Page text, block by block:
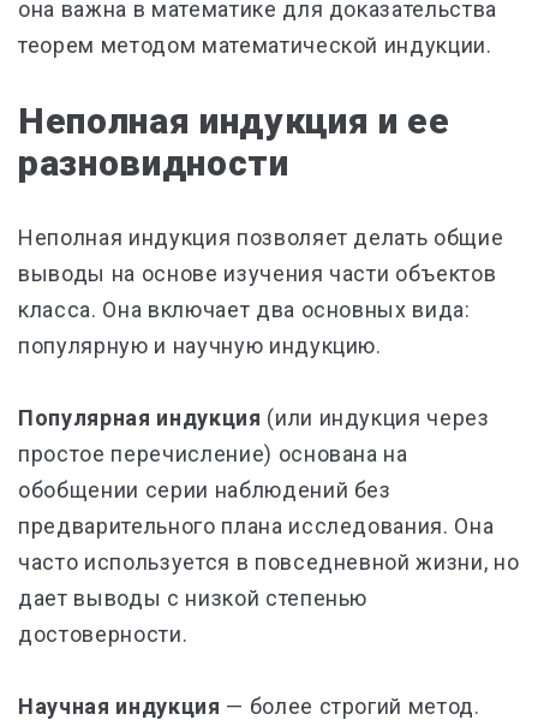
она важна в математике для доказательства
теорем методом математической индукции.
Неполная индукция и ее
разновидности
Неполная индукция позволяет делать общие
выводы на основе изучения части объектов
класса. Она включает два основных вида:
популярную и научную индукцию.
Популярная индукция (или индукция через
простое перечисление) основана на
обобщении серии наблюдений без
предварительного плана исследования. Она
часто используется в повседневной жизни, но
дает выводы с низкой степенью
достоверности.
Научная индукция — более строгий метод.